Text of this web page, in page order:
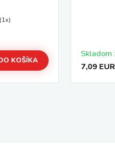
(1x)
KOŠÍKA
7,09 EUR